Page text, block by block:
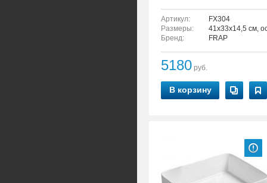
Артикул:
FX304
Размеры:
41x33x14,5 см,
Бренд:
FRAP
5180 руб.
В корзину